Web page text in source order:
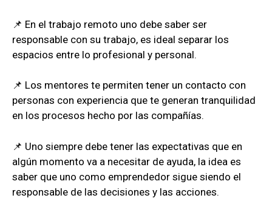
📌 En el trabajo remoto uno debe saber ser
responsable con su trabajo, es ideal separar los
espacios entre lo profesional y personal.
📌 Los mentores te permiten tener un contacto con
personas con experiencia que te generan tranquilidad
en los procesos hecho por las compañías.
📌 Uno siempre debe tener las expectativas que en
algún momento va a necesitar de ayuda, la idea es
saber que uno como emprendedor sigue siendo el
responsable de las decisiones y las acciones.